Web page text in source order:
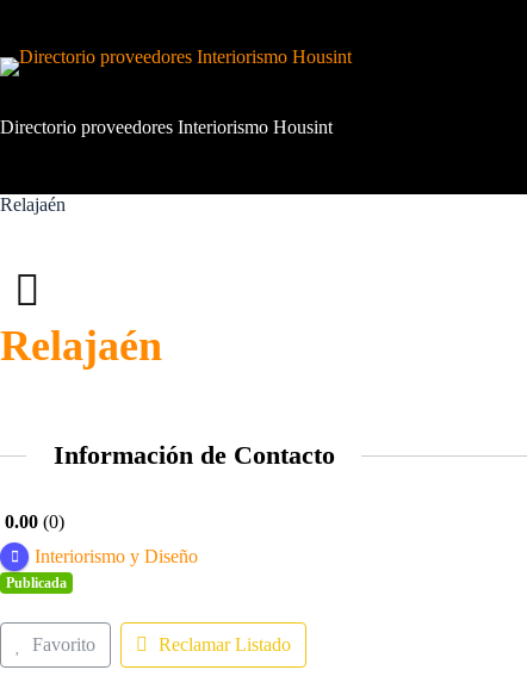
contenido
Directorio proveedores Interiorismo Housint
Relajaén
Relajaén
Información de Contacto
0.00 0
Interiorismo y Diseño
Publicada
Favorito Reclamar Listado